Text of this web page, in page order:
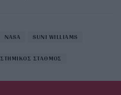
NASA SUNI WILLIAMS
ΣΤΑΘΜΟΣ